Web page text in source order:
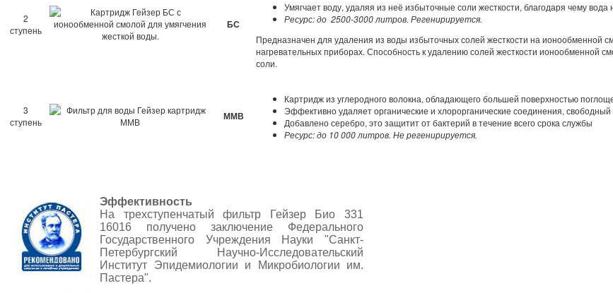
2
ступень
БС
Умягчает воду, удаляя из неё избыточные соли жесткости, благодаря чему
Ресурс: до 2500-3000 литров. Регенирируется.
Предназначен для удаления из воды избыточных солей жесткости на ионообменной
нагревательных приборах. Способность к удалению солей жесткости ионообменной
соли.
3
ступень
ММВ
Картридж из углеродного волокна, обладающего большей поверхностью
Эффективно удаляет органические и хлорорганические соединения,
Добавлено серебро, это защитит от бактерий в течение всего срока службы
Ресурс: до 10 000 литров. Не регенирируется.
Эффективность
На трехступенчатый фильтр Гейзер Био 331
16016 получено заключение Федерального
Государственного Учреждения Науки "Санкт-
Петербургский Научно-Исследовательский
Институт Эпидемиологии и Микробиологии им.
Пастера".